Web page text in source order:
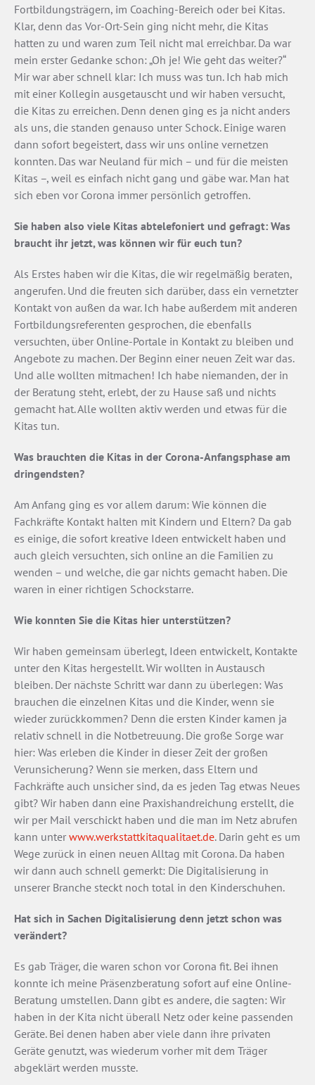
Fortbildungsträgern, im Coaching-Bereich oder bei Kitas.
Klar, denn das Vor-Ort-Sein ging nicht mehr, die Kitas
hatten zu und waren zum Teil nicht mal erreichbar. Da war
mein erster Gedanke schon: „Oh je! Wie geht das weiter?“
Mir war aber schnell klar: Ich muss was tun. Ich hab mich
mit einer Kollegin ausgetauscht und wir haben versucht,
die Kitas zu erreichen. Denn denen ging es ja nicht anders
als uns, die standen genauso unter Schock. Einige waren
dann sofort begeistert, dass wir uns online vernetzen
konnten. Das war Neuland für mich – und für die meisten
Kitas –, weil es einfach nicht gang und gäbe war. Man hat
sich eben vor Corona immer persönlich getroffen.
Sie haben also viele Kitas abtelefoniert und gefragt: Was
braucht ihr jetzt, was können wir für euch tun?
Als Erstes haben wir die Kitas, die wir regelmäßig beraten,
angerufen. Und die freuten sich darüber, dass ein vernetzter
Kontakt von außen da war. Ich habe außerdem mit anderen
Fortbildungsreferenten gesprochen, die ebenfalls
versuchten, über Online-Portale in Kontakt zu bleiben und
Angebote zu machen. Der Beginn einer neuen Zeit war das.
Und alle wollten mitmachen! Ich habe niemanden, der in
der Beratung steht, erlebt, der zu Hause saß und nichts
gemacht hat. Alle wollten aktiv werden und etwas für die
Kitas tun.
Was brauchten die Kitas in der Corona-Anfangsphase am
dringendsten?
Am Anfang ging es vor allem darum: Wie können die
Fachkräfte Kontakt halten mit Kindern und Eltern? Da gab
es einige, die sofort kreative Ideen entwickelt haben und
auch gleich versuchten, sich online an die Familien zu
wenden – und welche, die gar nichts gemacht haben. Die
waren in einer richtigen Schockstarre.
Wie konnten Sie die Kitas hier unterstützen?
Wir haben gemeinsam überlegt, Ideen entwickelt, Kontakte
unter den Kitas hergestellt. Wir wollten in Austausch
bleiben. Der nächste Schritt war dann zu überlegen: Was
brauchen die einzelnen Kitas und die Kinder, wenn sie
wieder zurückkommen? Denn die ersten Kinder kamen ja
relativ schnell in die Notbetreuung. Die große Sorge war
hier: Was erleben die Kinder in dieser Zeit der großen
Verunsicherung? Wenn sie merken, dass Eltern und
Fachkräfte auch unsicher sind, da es jeden Tag etwas Neues
gibt? Wir haben dann eine Praxishandreichung erstellt, die
wir per Mail verschickt haben und die man im Netz abrufen
kann unter www.werkstattkitaqualitaet.de. Darin geht es um
Wege zurück in einen neuen Alltag mit Corona. Da haben
wir dann auch schnell gemerkt: Die Digitalisierung in
unserer Branche steckt noch total in den Kinderschuhen.
Hat sich in Sachen Digitalisierung denn jetzt schon was
verändert?
Es gab Träger, die waren schon vor Corona fit. Bei ihnen
konnte ich meine Präsenzberatung sofort auf eine Online-
Beratung umstellen. Dann gibt es andere, die sagten: Wir
haben in der Kita nicht überall Netz oder keine passenden
Geräte. Bei denen haben aber viele dann ihre privaten
Geräte genutzt, was wiederum vorher mit dem Träger
abgeklärt werden musste.